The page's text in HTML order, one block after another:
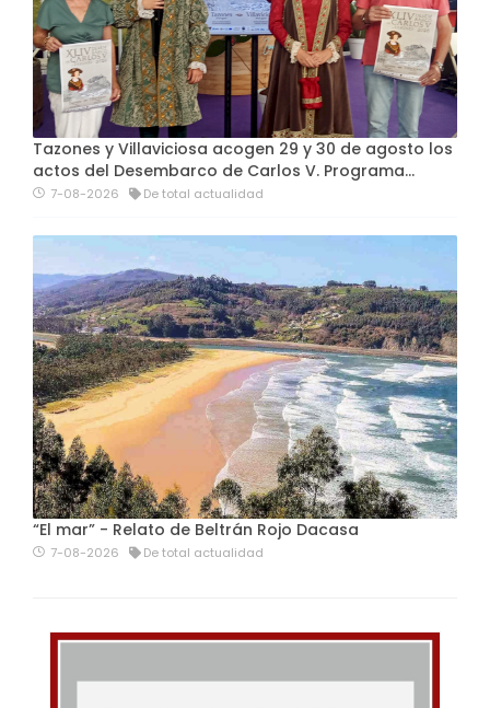
Tazones y Villaviciosa acogen 29 y 30 de agosto los
actos del Desembarco de Carlos V. Programa…
7-08-2026 De total actualidad
“El mar” - Relato de Beltrán Rojo Dacasa
7-08-2026 De total actualidad